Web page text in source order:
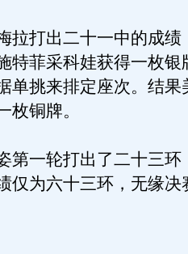
打出二十一中的成绩
特菲采科娃获得一枚银
单挑来排定座次。结果
枚铜牌。
一轮打出了二十三环
仅为六十三环，无缘决